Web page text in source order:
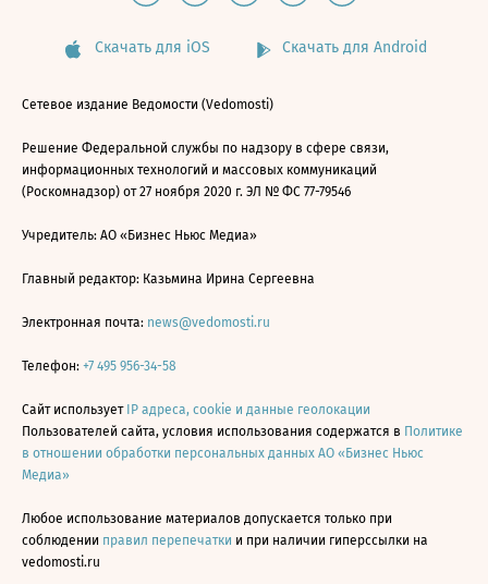
Скачать для iOS Скачать для Android
Сетевое издание Ведомости (Vedomosti)
Решение Федеральной службы по надзору в сфере связи,
информационных технологий и массовых коммуникаций
(Роскомнадзор) от 27 ноября 2020 г. ЭЛ № ФС 77-79546
Учредитель: АО «Бизнес Ньюс Медиа»
Главный редактор: Казьмина Ирина Сергеевна
Электронная почта: news@vedomosti.ru
Телефон: +7 495 956-34-58
Сайт использует IP адреса, cookie и данные геолокации
Пользователей сайта, условия использования содержатся в Политике
в отношении обработки персональных данных АО «Бизнес Ньюс
Медиа»
Любое использование материалов допускается только при
соблюдении правил перепечатки и при наличии гиперссылки на
vedomosti.ru